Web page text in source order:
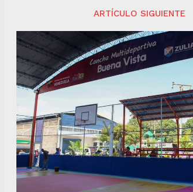
ARTÍCULO SIGUIENTE